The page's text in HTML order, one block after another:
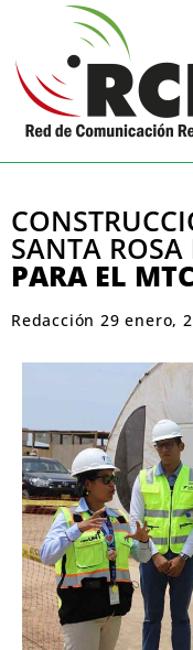
SANTA ROSA
PARA EL
Redacción 29 enero,